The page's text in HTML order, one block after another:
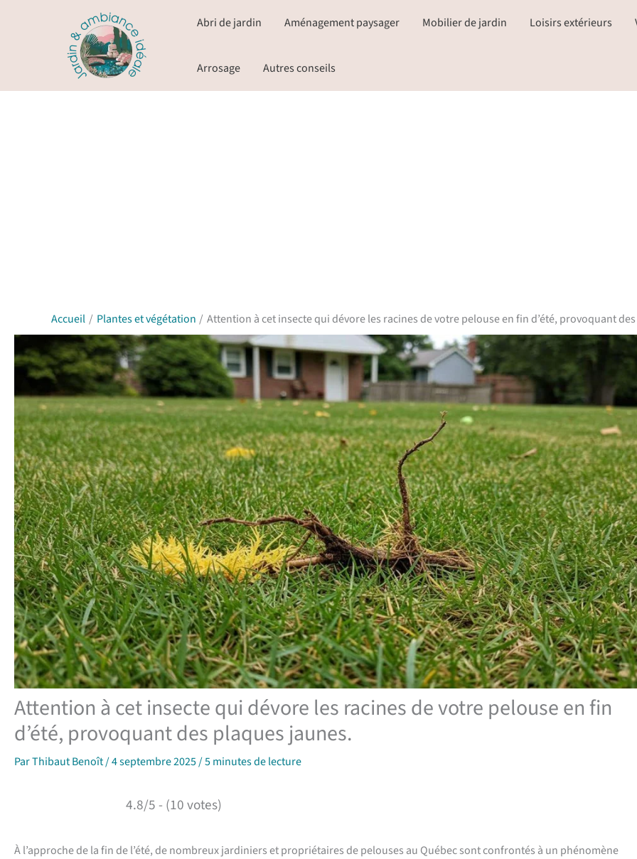
Abri de jardin Aménagement paysager Mobilier de jardin Loisirs extérieurs
Arrosage Autres conseils
Accueil Plantes et végétation Attention à cet insecte qui dévore les racines de votre pelouse en fin d’été, provoquant
Attention à cet insecte qui dévore les racines de votre pelouse en fin
d’été, provoquant des plaques jaunes.
ParThibaut Benoît/4 septembre 2025/5 minutes de lecture
4.8/5 - (10 votes)
À l’approche de la fin de l’été, de nombreux jardiniers et propriétaires de pelouses au Québec sont confrontés à un phénomène